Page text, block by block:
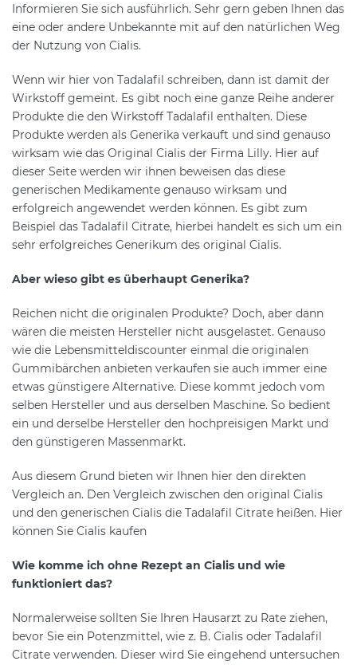
Informieren Sie sich ausführlich. Sehr gern geben Ihnen das
eine oder andere Unbekannte mit auf den natürlichen Weg
der Nutzung von Cialis.
Wenn wir hier von Tadalafil schreiben, dann ist damit der
Wirkstoff gemeint. Es gibt noch eine ganze Reihe anderer
Produkte die den Wirkstoff Tadalafil enthalten. Diese
Produkte werden als Generika verkauft und sind genauso
wirksam wie das Original Cialis der Firma Lilly. Hier auf
dieser Seite werden wir ihnen beweisen das diese
generischen Medikamente genauso wirksam und
erfolgreich angewendet werden können. Es gibt zum
Beispiel das Tadalafil Citrate, hierbei handelt es sich um ein
sehr erfolgreiches Generikum des original Cialis.
Aber wieso gibt es überhaupt Generika?
Reichen nicht die originalen Produkte? Doch, aber dann
wären die meisten Hersteller nicht ausgelastet. Genauso
wie die Lebensmitteldiscounter einmal die originalen
Gummibärchen anbieten verkaufen sie auch immer eine
etwas günstigere Alternative. Diese kommt jedoch vom
selben Hersteller und aus derselben Maschine. So bedient
ein und derselbe Hersteller den hochpreisigen Markt und
den günstigeren Massenmarkt.
Aus diesem Grund bieten wir Ihnen hier den direkten
Vergleich an. Den Vergleich zwischen den original Cialis
und den generischen Cialis die Tadalafil Citrate heißen. Hier
können Sie Cialis kaufen
Wie komme ich ohne Rezept an Cialis und wie
funktioniert das?
Normalerweise sollten Sie Ihren Hausarzt zu Rate ziehen,
bevor Sie ein Potenzmittel, wie z. B. Cialis oder Tadalafil
Citrate verwenden. Dieser wird Sie eingehend untersuchen